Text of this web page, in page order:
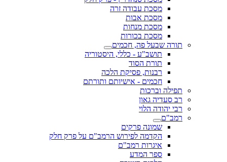
מסכת עבודה זרה
מסכת אבות
מסכת מנחות
מסכת בכורות
תורה שבעל פה, חכמים
תושב"ע - כללי, היסטוריה
תורת הסוד
רבנות, פסיקת הלכה
חכמים - אישיותם ותורתם
תפילה וברכות
רב סעדיה גאון
רבי יהודה הלוי
רמב"ם
שמונה פרקים
הקדמה לפירוש הרמב"ם על פרק חלק
איגרות רמב"ם
ספר המדע